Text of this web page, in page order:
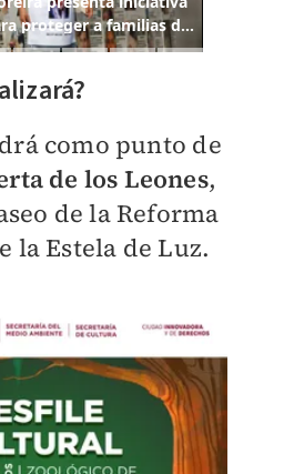
como punto de
de los Leones,
de la Reforma
la Estela de Luz.